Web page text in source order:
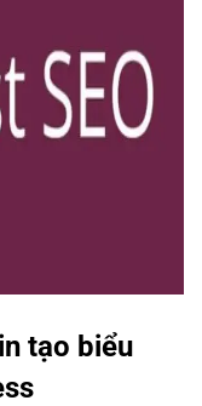
tạo biểu